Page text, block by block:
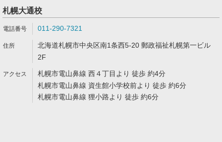
札幌大通校
011-290-7321
北海道札幌市中央区南1条西5-20 郵政福祉札幌第一ビル
2F
札幌市電山鼻線 西４丁目より 徒歩 約4分
札幌市電山鼻線 資生館小学校前より 徒歩 約6分
札幌市電山鼻線 狸小路より 徒歩 約6分